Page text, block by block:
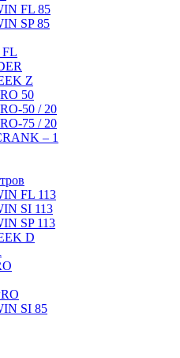
FL 85
SP 85
FL
Z
50
50 / 20
75 / 20
– 1
FL 113
SI 113
SP 113
D
SI 85